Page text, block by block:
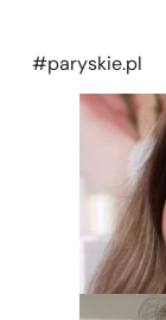
#paryskie.pl